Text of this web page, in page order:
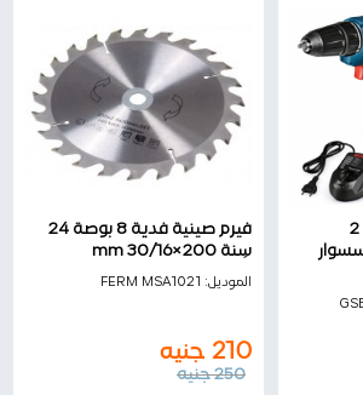
شنيور بطارية 12 فولت 2
اكسسوار
فيرم صينية فدية 8 بوصة 24
سِنة 200×30/16 mm
الموديل: FERM MSA1021
210 جنيه
250 جنيه